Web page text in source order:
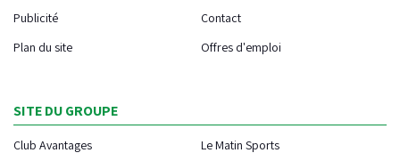
Publicité
Contact
Plan du site
Offres d'emploi
SITE DU GROUPE
Club Avantages
Le Matin Sports